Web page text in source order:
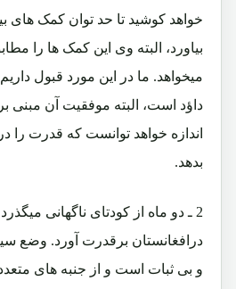
خواهد کوشید تا حد توان کمک
بیاورد، البته وی این کمک ها را
میخواهد. ما در این مورد قبول
داؤد است، البته موفقیت آن مبنی
اندازه خواهد توانست که قدرت را
بدهد.
2 ـ دو ماه از کودتای ناگهانی
درافغانستان برقدرت آورد. وضع
و بی ثبات است و از جنبه های